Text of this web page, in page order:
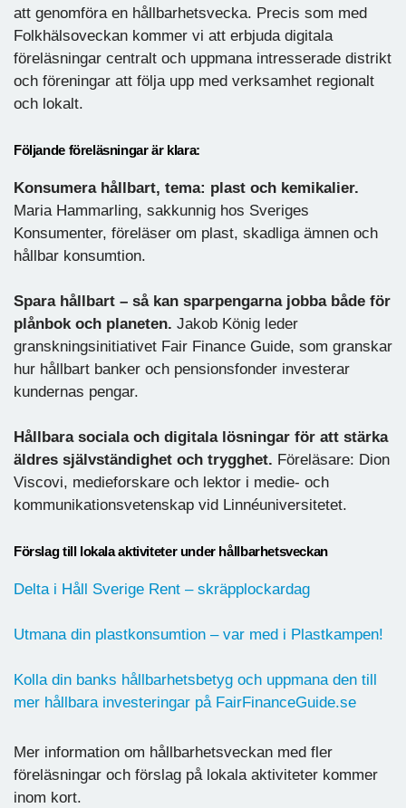
att genomföra en hållbarhetsvecka. Precis som med
Folkhälsoveckan kommer vi att erbjuda digitala
föreläsningar centralt och uppmana intresserade distrikt
och föreningar att följa upp med verksamhet regionalt
och lokalt.
Följande föreläsningar är klara:
Konsumera hållbart, tema: plast och kemikalier.
Maria Hammarling, sakkunnig hos Sveriges
Konsumenter, föreläser om plast, skadliga ämnen och
hållbar konsumtion.
Spara hållbart – så kan sparpengarna jobba både för
plånbok och planeten. Jakob König leder
granskningsinitiativet Fair Finance Guide, som granskar
hur hållbart banker och pensionsfonder investerar
kundernas pengar.
Hållbara sociala och digitala lösningar för att stärka
äldres självständighet och trygghet. Föreläsare: Dion
Viscovi, medieforskare och lektor i medie- och
kommunikationsvetenskap vid Linnéuniversitetet.
Förslag till lokala aktiviteter under hållbarhetsveckan
Delta i Håll Sverige Rent – skräpplockardag
Utmana din plastkonsumtion – var med i Plastkampen!
Kolla din banks hållbarhetsbetyg och uppmana den till
mer hållbara investeringar på FairFinanceGuide.se
Mer information om hållbarhetsveckan med fler
föreläsningar och förslag på lokala aktiviteter kommer
inom kort.